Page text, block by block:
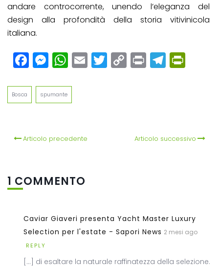
andare controcorrente, unendo l’eleganza del
design alla profondità della storia vitivinicola
italiana.
Facebook
Messenger
WhatsApp
EmailTwitter
Copy
Link
Print
Bosca spumante
Articolo precedente Articolo successivo
1 COMMENTO
Caviar Giaveri presenta Yacht Master Luxury
Selection per l'estate - Sapori News 2 mesi ago
REPLY
[…] di esaltare la naturale raffinatezza della selezione.